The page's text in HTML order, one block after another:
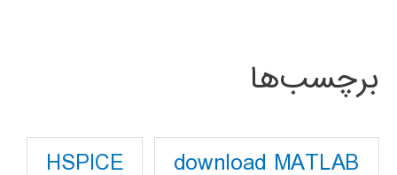
برچسب‌ها
download MATLAB
HSPICE